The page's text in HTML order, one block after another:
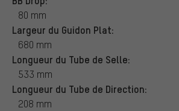
80 mm
Largeur du Guidon Plat:
680 mm
Longueur du Tube de Selle:
533 mm
Longueur du Tube de Direction:
208 mm